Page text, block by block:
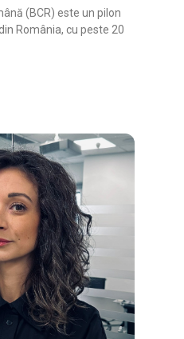
(BCR) este un pilon
România, cu peste 20